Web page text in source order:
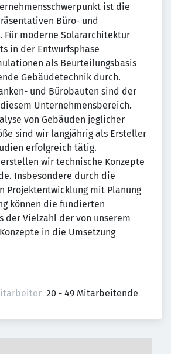
ist die
Büro- und
Für moderne Solararchitektur
in der Entwurfsphase
als Beurteilungsbasis
Gebäudetechnik durch.
und Bürobauten sind der
Unternehmensbereich.
von Gebäuden jeglicher
sind wir langjährig als Ersteller
erfolgreich tätig.
wir technische Konzepte
Insbesondere durch die
Projektentwicklung mit Planung
können die fundierten
der Vielzahl der von unserem
in die Umsetzung
20 - 49 Mitarbeitende